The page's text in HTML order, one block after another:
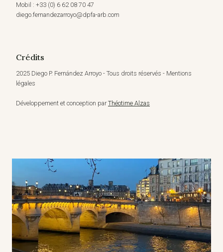
Mobil : +33 (0) 6 62 08 70 47
diego.fernandezarroyo@dpfa-arb.com
Crédits
2025 Diego P. Fernández Arroyo - Tous droits réservés - Mentions
légales
Développement et conception parThéotime Alzas